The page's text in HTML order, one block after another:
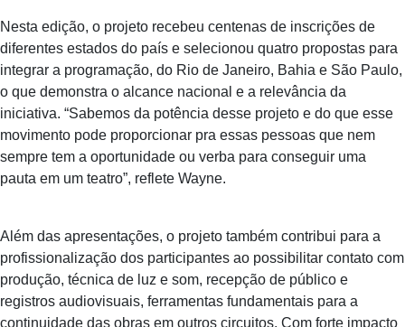
Nesta edição, o projeto recebeu centenas de inscrições de
diferentes estados do país e selecionou quatro propostas para
integrar a programação, do Rio de Janeiro, Bahia e São Paulo,
o que demonstra o alcance nacional e a relevância da
iniciativa. “Sabemos da potência desse projeto e do que esse
movimento pode proporcionar pra essas pessoas que nem
sempre tem a oportunidade ou verba para conseguir uma
pauta em um teatro”, reflete Wayne.
Além das apresentações, o projeto também contribui para a
profissionalização dos participantes ao possibilitar contato com
produção, técnica de luz e som, recepção de público e
registros audiovisuais, ferramentas fundamentais para a
continuidade das obras em outros circuitos. Com forte impacto